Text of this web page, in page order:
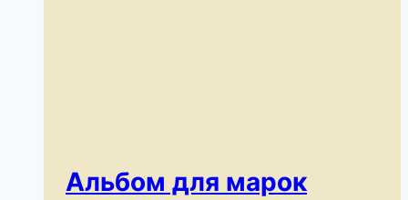
Альбом для марок